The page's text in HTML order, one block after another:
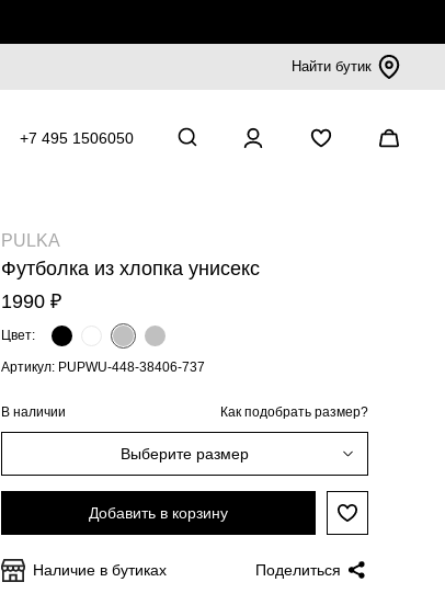
Найти бутик
+7 495 1506050
PULKA
Футболка из хлопка унисекс
1990 ₽
Цвет:
Артикул: PUPWU-448-38406-737
В наличии Как подобрать размер?
Выберите размер
Добавить в корзину
Наличие в бутиках Поделиться